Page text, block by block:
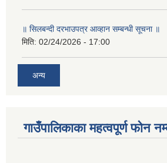
॥ सिलबन्दी दरभाउपत्र आव्हान सम्बन्धी सूचना ॥
मिति: 02/24/2026 - 17:00
अन्य
गाउँपालिकाका महत्वपूर्ण फोन